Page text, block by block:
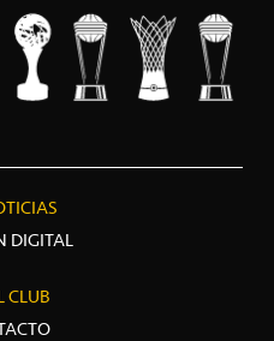
DIGITAL
CLUB